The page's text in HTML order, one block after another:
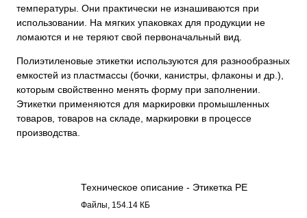
температуры. Они практически не изнашиваются при
использовании. На мягких упаковках для продукции не
ломаются и не теряют свой первоначальный вид.
Полиэтиленовые этикетки используются для разнообразных
емкостей из пластмассы (бочки, канистры, флаконы и др.),
которым свойственно менять форму при заполнении.
Этикетки применяются для маркировки промышленных
товаров, товаров на складе, маркировки в процессе
производства.
Техническое описание - Этикетка РЕ
5422.pdf
Файлы, 154.14 КБ